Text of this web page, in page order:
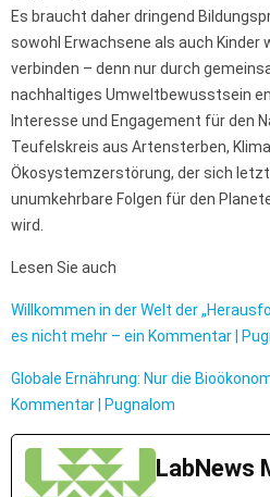
Es braucht daher dringend
sowohl Erwachsene als auch
verbinden – denn nur durch
nachhaltiges Umweltbewusstsein
Interesse und Engagement für den
Teufelskreis aus Artensterben,
Ökosystemzerstörung, der sich
unumkehrbare Folgen für den
wird.
Lesen Sie auch
Willkommen in der Welt der
es nicht mehr – ein Kommentar |
Globale Ernährung: Nur die
Kommentar | Pugnalom
LabNews